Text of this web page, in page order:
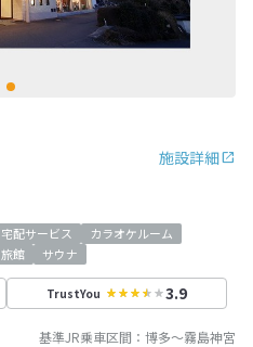
施設詳細
宅配サービス
カラオケルーム
旅館 サウナ
TrustYou 3.9
基準JR乗車区間： 博多～霧島神宮